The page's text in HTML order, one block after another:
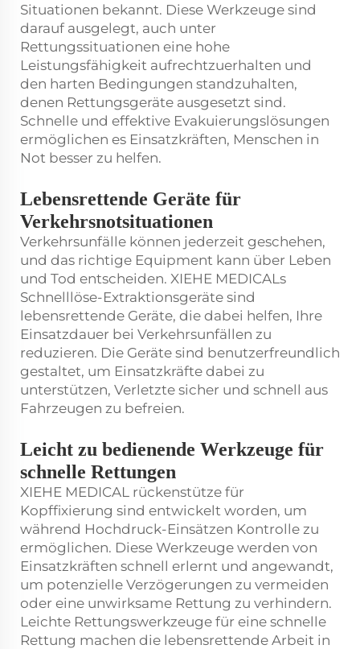
Situationen bekannt. Diese Werkzeuge sind
darauf ausgelegt, auch unter
Rettungssituationen eine hohe
Leistungsfähigkeit aufrechtzuerhalten und
den harten Bedingungen standzuhalten,
denen Rettungsgeräte ausgesetzt sind.
Schnelle und effektive Evakuierungslösungen
ermöglichen es Einsatzkräften, Menschen in
Not besser zu helfen.
Lebensrettende Geräte für
Verkehrsnotsituationen
Verkehrsunfälle können jederzeit geschehen,
und das richtige Equipment kann über Leben
und Tod entscheiden. XIEHE MEDICALs
Schnelllöse-Extraktionsgeräte sind
lebensrettende Geräte, die dabei helfen, Ihre
Einsatzdauer bei Verkehrsunfällen zu
reduzieren. Die Geräte sind benutzerfreundlich
gestaltet, um Einsatzkräfte dabei zu
unterstützen, Verletzte sicher und schnell aus
Fahrzeugen zu befreien.
Leicht zu bedienende Werkzeuge für
schnelle Rettungen
XIEHE MEDICAL rückenstütze für
Kopffixierung sind entwickelt worden, um
während Hochdruck-Einsätzen Kontrolle zu
ermöglichen. Diese Werkzeuge werden von
Einsatzkräften schnell erlernt und angewandt,
um potenzielle Verzögerungen zu vermeiden
oder eine unwirksame Rettung zu verhindern.
Leichte Rettungswerkzeuge für eine schnelle
Rettung machen die lebensrettende Arbeit in